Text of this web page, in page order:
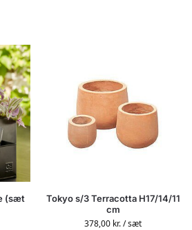
(sæt
Tokyo s/3 Terracotta H17/14/11
cm
378,00 kr./ sæt